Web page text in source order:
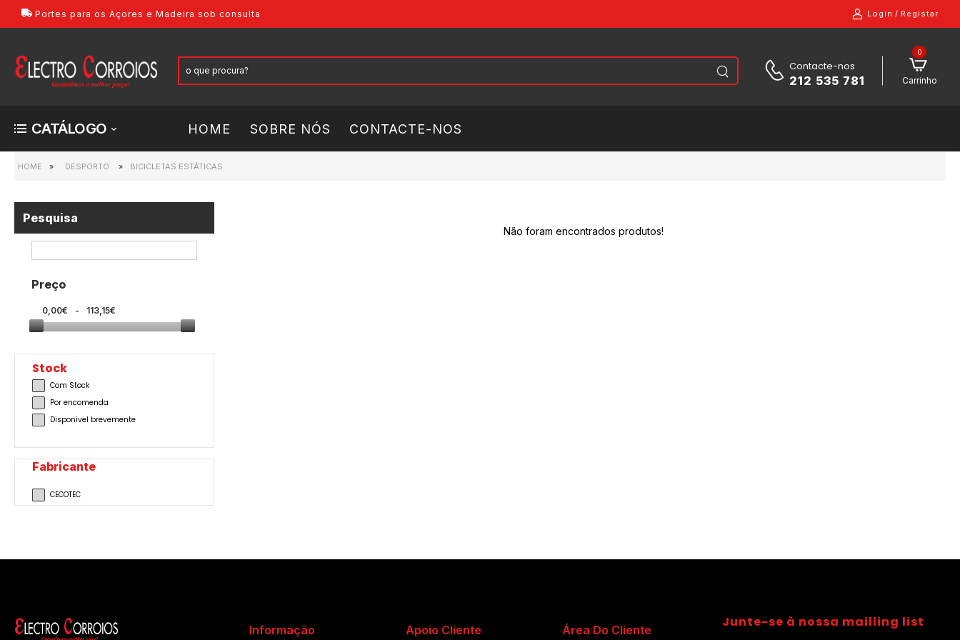
Portes para os Açores e Madeira sob consulta Login / Registar
Contacte-nos
212 535 781 Carrinho
0
CATÁLOGO HOME SOBRE NÓS CONTACTE-NOS
HOME » DESPORTO » BICICLETAS ESTÁTICAS
Pesquisa
Preço
0,00€ - 113,15€
Stock
Com Stock
Por encomenda
Disponivel brevemente
Fabricante
CECOTEC
Não foram encontrados produtos!
Informação Apoio Cliente Área Do Cliente Junte-se à nossa mailling list